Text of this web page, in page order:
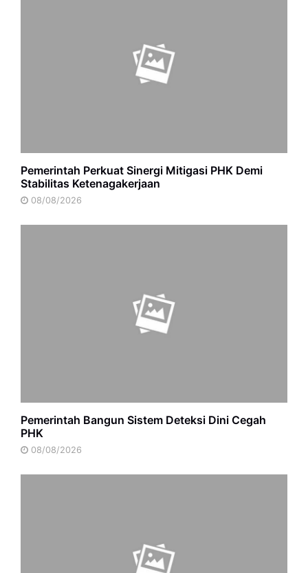
Pemerintah Perkuat Sinergi Mitigasi PHK Demi
Stabilitas Ketenagakerjaan
08/08/2026
Pemerintah Bangun Sistem Deteksi Dini Cegah
PHK
08/08/2026